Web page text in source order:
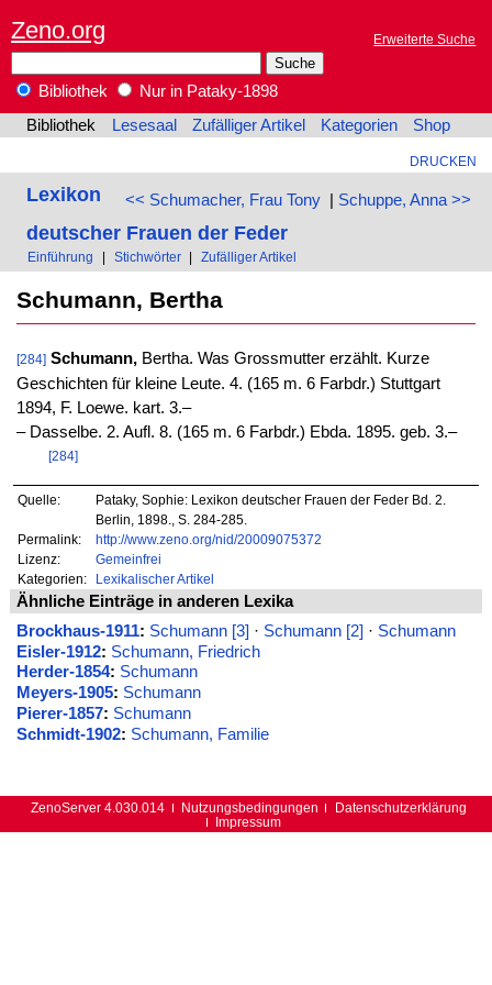
Zeno.org Erweiterte Suche
Bibliothek
Nur in Pataky-1898
Bibliothek
Lesesaal Zufälliger Artikel Kategorien Shop
DRUCKEN
<< Schumacher, Frau Tony| Schuppe, Anna >>
Lexikon
deutscher Frauen der Feder
Einführung | Stichwörter | Zufälliger Artikel
Schumann, Bertha
[284] Schumann,Bertha. Was Grossmutter erzählt. Kurze
Geschichten für kleine Leute. 4. (165 m. 6 Farbdr.) Stuttgart
1894, F. Loewe. kart. 3.–
‒ Dasselbe. 2. Aufl. 8. (165 m. 6 Farbdr.) Ebda. 1895. geb. 3.–
[284]
Quelle:
Pataky, Sophie: Lexikon deutscher Frauen der Feder Bd. 2.
Berlin, 1898., S. 284-285.
Permalink:
http://www.zeno.org/nid/20009075372
Lizenz:
Gemeinfrei
Kategorien:
Lexikalischer Artikel
Ähnliche Einträge in anderen Lexika
Brockhaus-1911: Schumann [3] · Schumann [2] · Schumann
Eisler-1912: Schumann, Friedrich
Herder-1854: Schumann
Meyers-1905: Schumann
Pierer-1857: Schumann
Schmidt-1902: Schumann, Familie
ZenoServer 4.030.014 Nutzungsbedingungen
Datenschutzerklärung
Impressum